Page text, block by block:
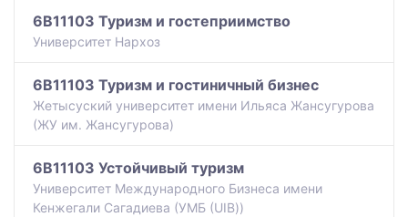
6B11103 Туризм и гостеприимство
Университет Нархоз
6B11103 Туризм и гостиничный бизнес
Жетысуский университет имени Ильяса Жансугурова
(ЖУ им. Жансугурова)
6B11103 Устойчивый туризм
Университет Международного Бизнеса имени
Кенжегали Сагадиева (УМБ (UIB))